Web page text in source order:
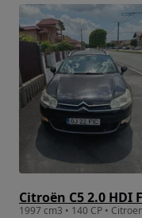
Citroën C5 2.0 HDI
1997 cm3 • 140 CP •